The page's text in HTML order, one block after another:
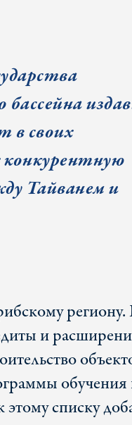
бассейна
в своих
Тайванем и
региону.
и
этому списку